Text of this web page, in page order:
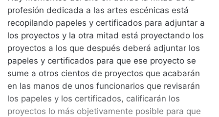
profesión dedicada a las artes escénicas está
recopilando papeles y certificados para adjuntar a
los proyectos y la otra mitad está proyectando los
proyectos a los que después deberá adjuntar los
papeles y certificados para que ese proyecto se
sume a otros cientos de proyectos que acabarán
en las manos de unos funcionarios que revisarán
los papeles y los certificados, calificarán los
proyectos lo más objetivamente posible para que